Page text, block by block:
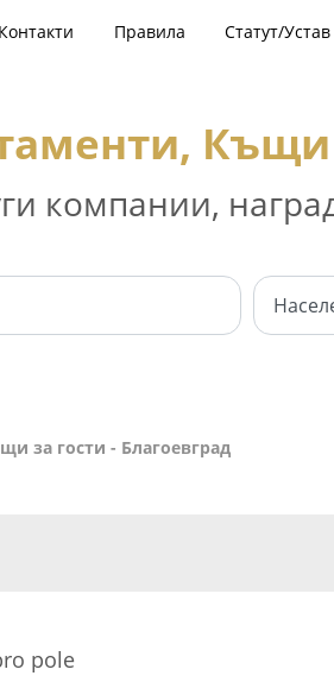
Правила Статут/Устав
Къщи
компании,
за гости - Благоевград
pole